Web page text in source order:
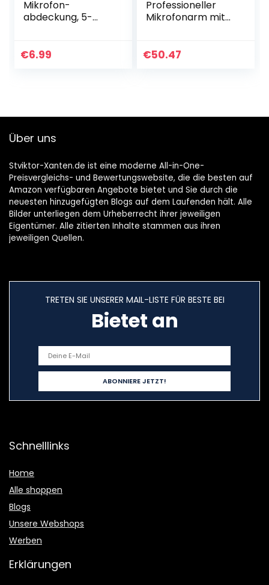
Mikrofon-
abdeckung, 5-
abdeckung,
Winddicht…
€6.99
Professioneller
Mikrofonarm mit
Game
€50.47
Über uns
Stviktor-Xanten.de ist eine moderne All-in-One-
Preisvergleichs- und Bewertungswebsite, die die besten auf
Amazon verfügbaren Angebote bietet und Sie durch die
neuesten hinzugefügten Blogs auf dem Laufenden hält. Alle
Bilder unterliegen dem Urheberrecht ihrer jeweiligen
Eigentümer. Alle zitierten Inhalte stammen aus ihren
jeweiligen Quellen.
TRETEN SIE UNSERER MAIL-LISTE FÜR BESTE BEI
Bietet an
Schnelllinks
Home
Alle shoppen
Blogs
Unsere Webshops
Werben
Erklärungen